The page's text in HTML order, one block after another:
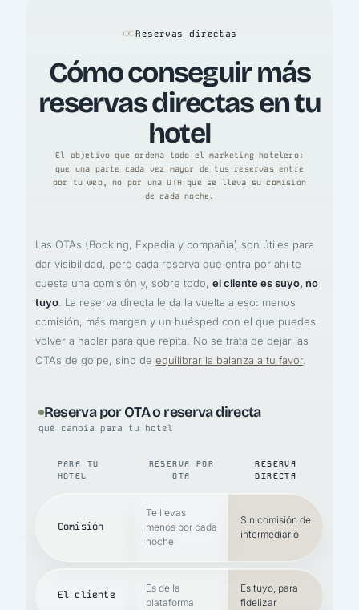
Reservas directas
Cómo conseguir más
reservas directas en tu
hotel
El objetivo que ordena todo el marketing hotelero:
que una parte cada vez mayor de tus reservas entre
por tu web, no por una OTA que se lleva su comisión
de cada noche.
Las OTAs (Booking, Expedia y compañía) son útiles para
dar visibilidad, pero cada reserva que entra por ahí te
cuesta una comisión y, sobre todo,el cliente es suyo, no
tuyo . La reserva directa le da la vuelta a eso: menos
comisión, más margen y un huésped con el que puedes
volver a hablar para que repita. No se trata de dejar las
OTAs de golpe, sino deequilibrar la balanza a tu favor.
Reserva por OTA o reserva directa
qué cambia para tu hotel
PARA TU
HOTEL
RESERVA POR
OTA
RESERVA
DIRECTA
Comisión
Te llevas
menos por cada
noche
Sin comisión de
intermediario
El cliente
Es de la
plataforma
Es tuyo, para
fidelizar